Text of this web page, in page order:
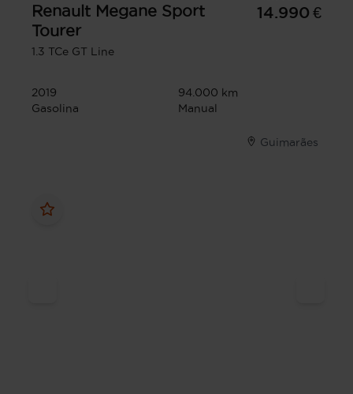
Renault Megane Sport
Tourer
1.3 TCe GT Line
14.990 €
2019
94.000 km
Gasolina
Manual
Guimarães